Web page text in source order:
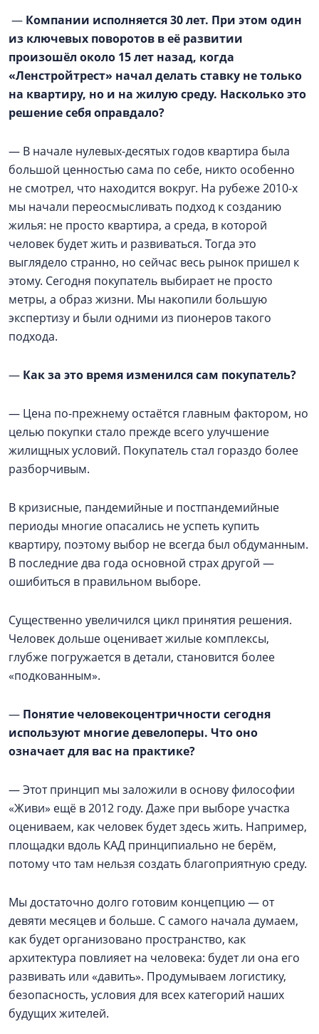
— Компании исполняется 30 лет. При этом один
из ключевых поворотов в её развитии
произошёл около 15 лет назад, когда
«Ленстройтрест» начал делать ставку не только
на квартиру, но и на жилую среду. Насколько это
решение себя оправдало?
— В начале нулевых-десятых годов квартира была
большой ценностью сама по себе, никто особенно
не смотрел, что находится вокруг. На рубеже 2010-х
мы начали переосмысливать подход к созданию
жилья: не просто квартира, а среда, в которой
человек будет жить и развиваться. Тогда это
выглядело странно, но сейчас весь рынок пришел к
этому. Сегодня покупатель выбирает не просто
метры, а образ жизни. Мы накопили большую
экспертизу и были одними из пионеров такого
подхода.
— Как за это время изменился сам покупатель?
— Цена по-прежнему остаётся главным фактором, но
целью покупки стало прежде всего улучшение
жилищных условий. Покупатель стал гораздо более
разборчивым.
В кризисные, пандемийные и постпандемийные
периоды многие опасались не успеть купить
квартиру, поэтому выбор не всегда был обдуманным.
В последние два года основной страх другой —
ошибиться в правильном выборе.
Существенно увеличился цикл принятия решения.
Человек дольше оценивает жилые комплексы,
глубже погружается в детали, становится более
«подкованным».
— Понятие человекоцентричности сегодня
используют многие девелоперы. Что оно
означает для вас на практике?
— Этот принцип мы заложили в основу философии
«Живи» ещё в 2012 году. Даже при выборе участка
оцениваем, как человек будет здесь жить. Например,
площадки вдоль КАД принципиально не берём,
потому что там нельзя создать благоприятную среду.
Мы достаточно долго готовим концепцию — от
девяти месяцев и больше. С самого начала думаем,
как будет организовано пространство, как
архитектура повлияет на человека: будет ли она его
развивать или «давить». Продумываем логистику,
безопасность, условия для всех категорий наших
будущих жителей.